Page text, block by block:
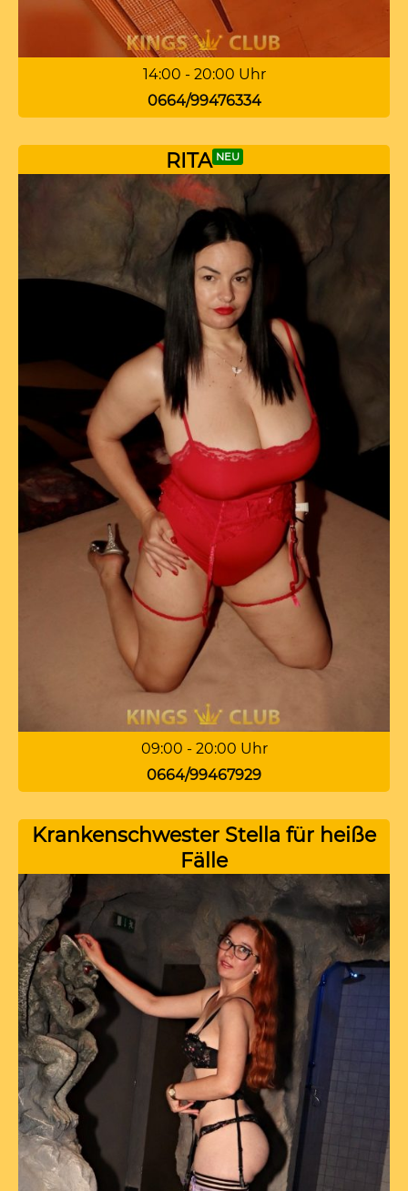
14:00 - 20:00 Uhr
0664/99476334
RITA NEU
09:00 - 20:00 Uhr
0664/99467929
Krankenschwester Stella für heiße
Fälle